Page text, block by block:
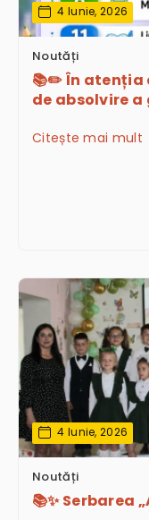
4 Iunie, 2026
Noutăți
📚✏️ În atenția
de absolvire a
Citește mai mult
4 Iunie, 2026
Noutăți
📚✨ Serbarea